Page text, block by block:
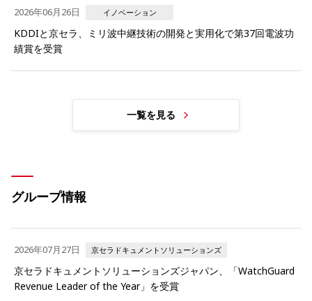
2026年06月26日 イノベーション
KDDIと京セラ、ミリ波中継技術の開発と実用化で第37回電波功
績賞を受賞
一覧を見る
グループ情報
2026年07月27日 京セラドキュメントソリューションズ
京セラドキュメントソリューションズジャパン、「WatchGuard
Revenue Leader of the Year」を受賞